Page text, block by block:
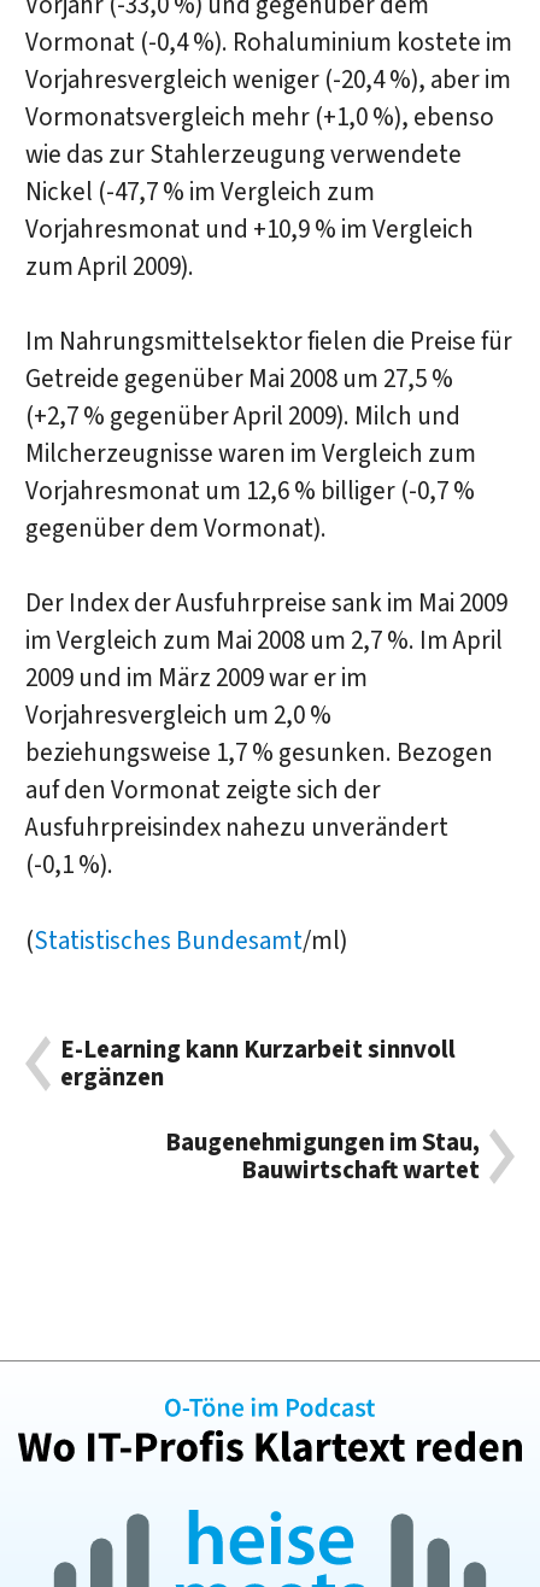
Vormonat (-0,4 %). Rohaluminium kostete im
Vorjahresvergleich weniger (-20,4 %), aber im
Vormonatsvergleich mehr (+1,0 %), ebenso
wie das zur Stahlerzeugung verwendete
Nickel (-47,7 % im Vergleich zum
Vorjahresmonat und +10,9 % im Vergleich
zum April 2009).
Im Nahrungsmittelsektor fielen die Preise für
Getreide gegenüber Mai 2008 um 27,5 %
(+2,7 % gegenüber April 2009). Milch und
Milcherzeugnisse waren im Vergleich zum
Vorjahresmonat um 12,6 % billiger (-0,7 %
gegenüber dem Vormonat).
Der Index der Ausfuhrpreise sank im Mai 2009
im Vergleich zum Mai 2008 um 2,7 %. Im April
2009 und im März 2009 war er im
Vorjahresvergleich um 2,0 %
beziehungsweise 1,7 % gesunken. Bezogen
auf den Vormonat zeigte sich der
Ausfuhrpreisindex nahezu unverändert
(-0,1 %).
(Statistisches Bundesamt/ml)
E-Learning kann Kurzarbeit sinnvoll
ergänzen
Baugenehmigungen im Stau,
Bauwirtschaft wartet